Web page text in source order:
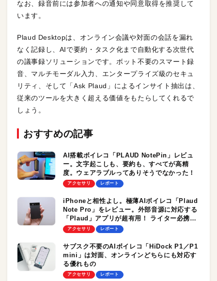
なお、録音前には参加者への通知や同意取得を推奨して
います。
Plaud Desktopは、オンライン会議や対面の会話を漏れ
なく記録し、AIで要約・タスク化まで自動化する次世代
の議事録ソリューションです。ボット不要のスマート録
音、マルチモーダル入力、エンタープライズ級のセキュ
リティ、そして「Ask Plaud」によるインサイト抽出は、
従来のツールを大きく超える価値をもたらしてくれるで
しょう。
おすすめの記事
AI搭載ボイレコ「PLAUD NotePin」レビュ
ー。文字起こしも、要約も、すべてが高精
度。ウェアラブルってありそうでなかった！
アクセサリ レポート
iPhoneと相性よし。極薄AIボイレコ「Plaud
Note Pro」をレビュー。外部音源に対応する
「Plaud」アプリが超有用！ ライター必携の
ツールになれるか？
アクセサリ レポート
サブスク不要のAIボイレコ「HiDock P1／P1
mini」は対面、オンラインどちらにも対応す
る優れもの
アクセサリ レポート